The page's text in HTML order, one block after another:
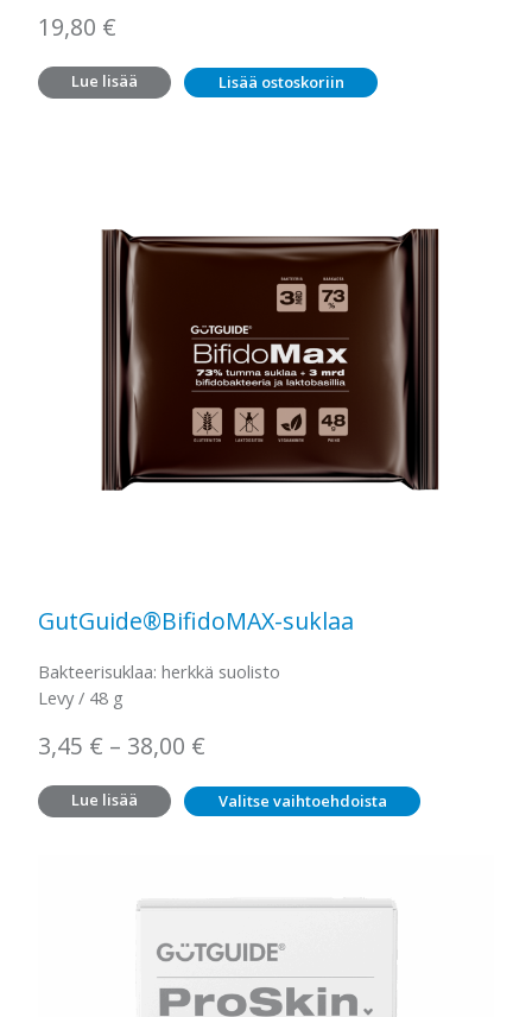
19,80 €
Lue lisää Lisää ostoskoriin
GutGuide®BifidoMAX-suklaa
Bakteerisuklaa: herkkä suolisto
Levy / 48 g
3,45 € – 38,00 €
–
Lue lisää Valitse vaihtoehdoista